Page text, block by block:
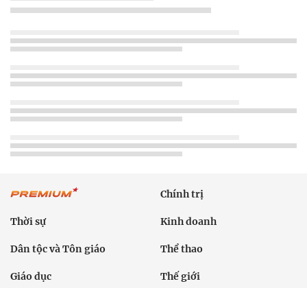
Chính trị
Thời sự Kinh doanh
Dân tộc và Tôn giáo Thể thao
Giáo dục Thế giới